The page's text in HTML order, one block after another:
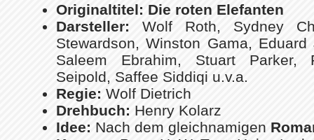
Originaltitel: Die roten Elefanten
Darsteller: Wolf Roth, Sydney
Stewardson, Winston Gama,
Saleem Ebrahim, Stuart Parker,
Seipold, Saffee Siddiqi u.v.a.
Regie: Wolf Dietrich
Drehbuch: Henry Kolarz
Idee: Nach dem gleichnamigen